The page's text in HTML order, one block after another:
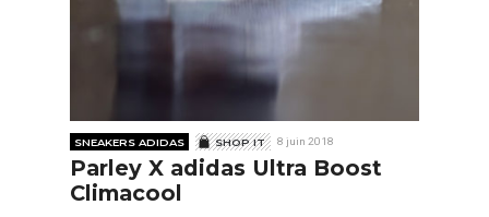
SNEAKERS ADIDAS SHOP IT 8 juin 2018
Parley X adidas Ultra Boost
Climacool